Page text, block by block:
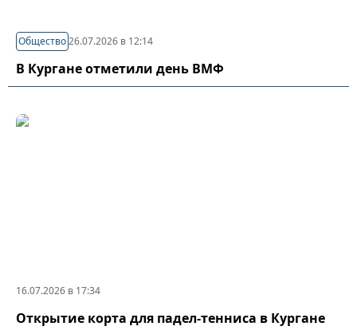
Общество26.07.2026 в 12:14
В Кургане отметили день ВМФ
16.07.2026 в 17:34
Открытие корта для падел-тенниса в Кургане